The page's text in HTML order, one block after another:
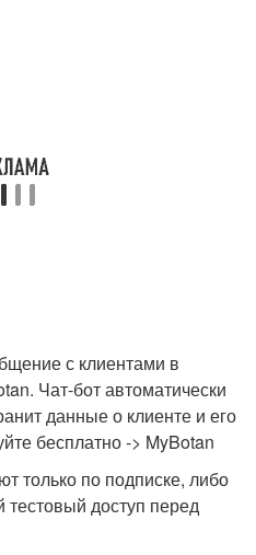
с клиентами в
Чат-бот автоматически
данные о клиенте и его
бесплатно -> MyBotan
только по подписке, либо
доступ перед